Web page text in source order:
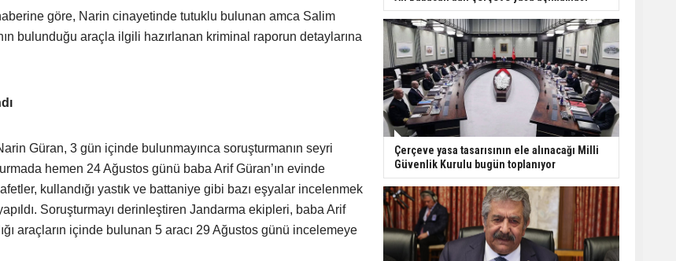
göre, Narin cinayetinde tutuklu bulunan amca Salim
bulunduğu araçla ilgili hazırlanan kriminal raporun detaylarına
Güran, 3 gün içinde bulunmayınca soruşturmanın seyri
hemen 24 Ağustos günü baba Arif Güran’ın evinde
kullandığı yastık ve battaniye gibi bazı eşyalar incelenmek
Soruşturmayı derinleştiren Jandarma ekipleri, baba Arif
araçların içinde bulunan 5 aracı 29 Ağustos günü incelemeye
Çerçeve yasa tasarısının ele alınacağı Milli
Güvenlik Kurulu bugün toplanıyor